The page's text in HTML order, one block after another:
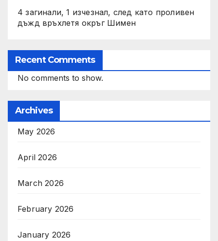
4 загинали, 1 изчезнал, след като проливен
дъжд връхлетя окръг Шимен
Recent Comments
No comments to show.
Archives
May 2026
April 2026
March 2026
February 2026
January 2026